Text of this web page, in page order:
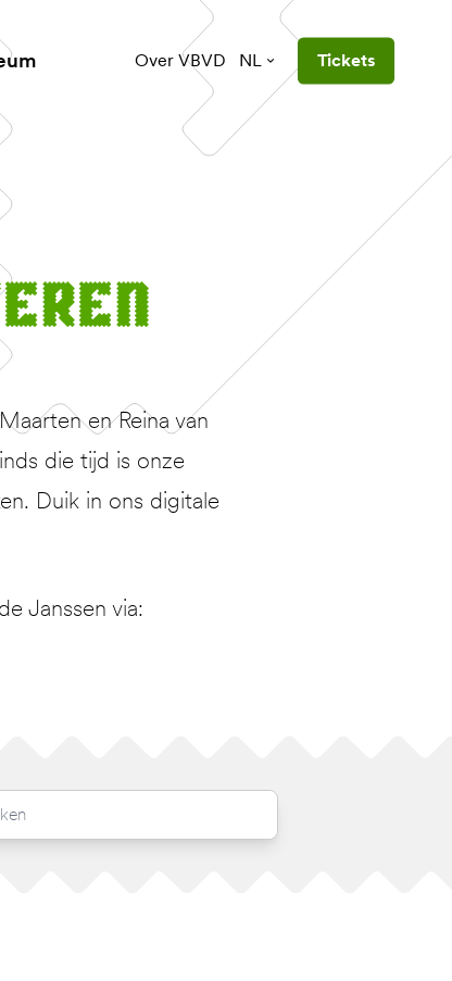
Over VBVD NL Tickets
en Reina van
die tijd is onze
Duik in ons digitale
Janssen via: